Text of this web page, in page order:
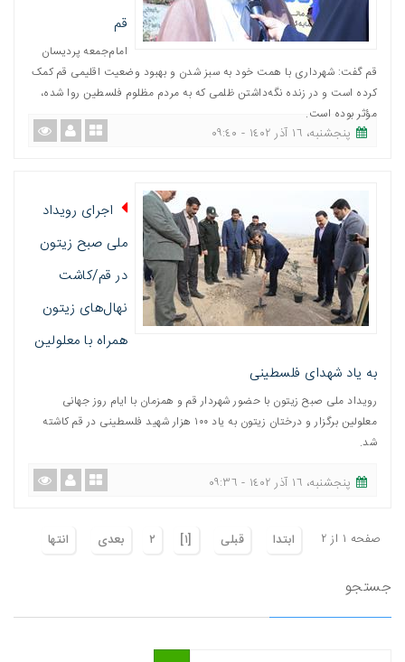
قم
امام‌جمعه پردیسان
قم گفت: شهرداری با همت خود به سبز شدن و بهبود وضعیت اقلیمی قم کمک
کرده است و در زنده نگه‌داشتن ظلمی که به مردم مظلوم فلسطین روا شده،
مؤثر بوده است.
پنجشنبه، ١٦ آذر ١٤٠٢ - ٠٩:٤٠
اجرای رویداد
ملی صبح زیتون
در قم/کاشت
نهال‌های زیتون
همراه با معلولین
به یاد شهدای فلسطینی
رویداد ملی صبح زیتون با حضور شهردار قم و همزمان با ایام روز جهانی
معلولین برگزار و درختان زیتون به یاد ١٠٠ هزار شهید فلسطینی در قم کاشته
شد.
پنجشنبه، ١٦ آذر ١٤٠٢ - ٠٩:٣٦
صفحه ١ از ٢ ابتدا قبلی [١] ٢ بعدی انتها
جستجو